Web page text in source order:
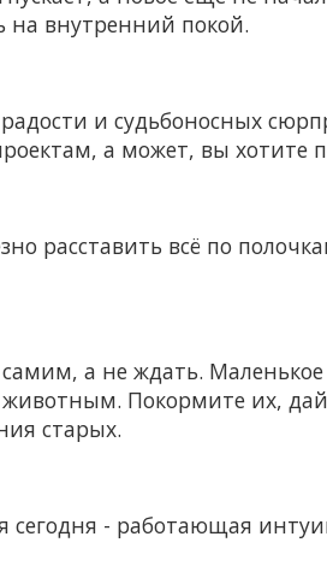
на внутренний покой.
и судьбоносных
а может, вы хотите
расставить всё по
а не ждать.
Покормите их,
старых.
- работающая